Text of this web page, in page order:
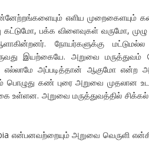
எளிய முறைகைளயும்
கட்டுமோ, பக்க விளைவுகள் வருமோ,
நோயர்களுக்கு மட்டுமல்ல
இயற்கையே. அறுவை மருத்துவம்
எல்லாமே அப்படித்தான் ஆகுமோ என்ற
கண் புரை அறுவை முதலான உடல்
உள்ளன. அறுவை மருத்துவத்தில்
என்பனவற்றையும் அறுவை வெருளி